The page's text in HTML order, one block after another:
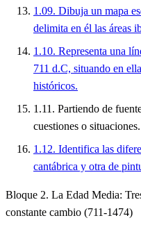
1.09. Dibuja un mapa
delimita en él las áreas
1.10. Representa una
711 d.C, situando en
históricos.
1.11. Partiendo de
cuestiones o situaciones.
1.12. Identifica las
cantábrica y otra de
Bloque 2. La Edad Media:
constante cambio (711-1474)